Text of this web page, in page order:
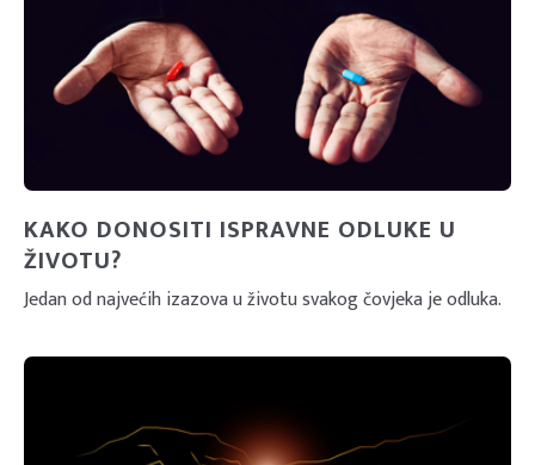
KAKO DONOSITI ISPRAVNE ODLUKE U
ŽIVOTU?
Jedan od najvećih izazova u životu svakog čovjeka je odluka.